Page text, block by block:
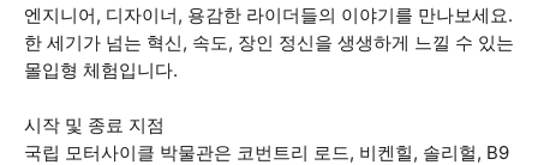
엔지니어, 디자이너, 용감한 라이더들의 이야기를 만나보세요.
한 세기가 넘는 혁신, 속도, 장인 정신을 생생하게 느낄 수 있는
몰입형 체험입니다.
시작 및 종료 지점
국립 모터사이클 박물관은 코번트리 로드, 비켄힐, 솔리헐, B9